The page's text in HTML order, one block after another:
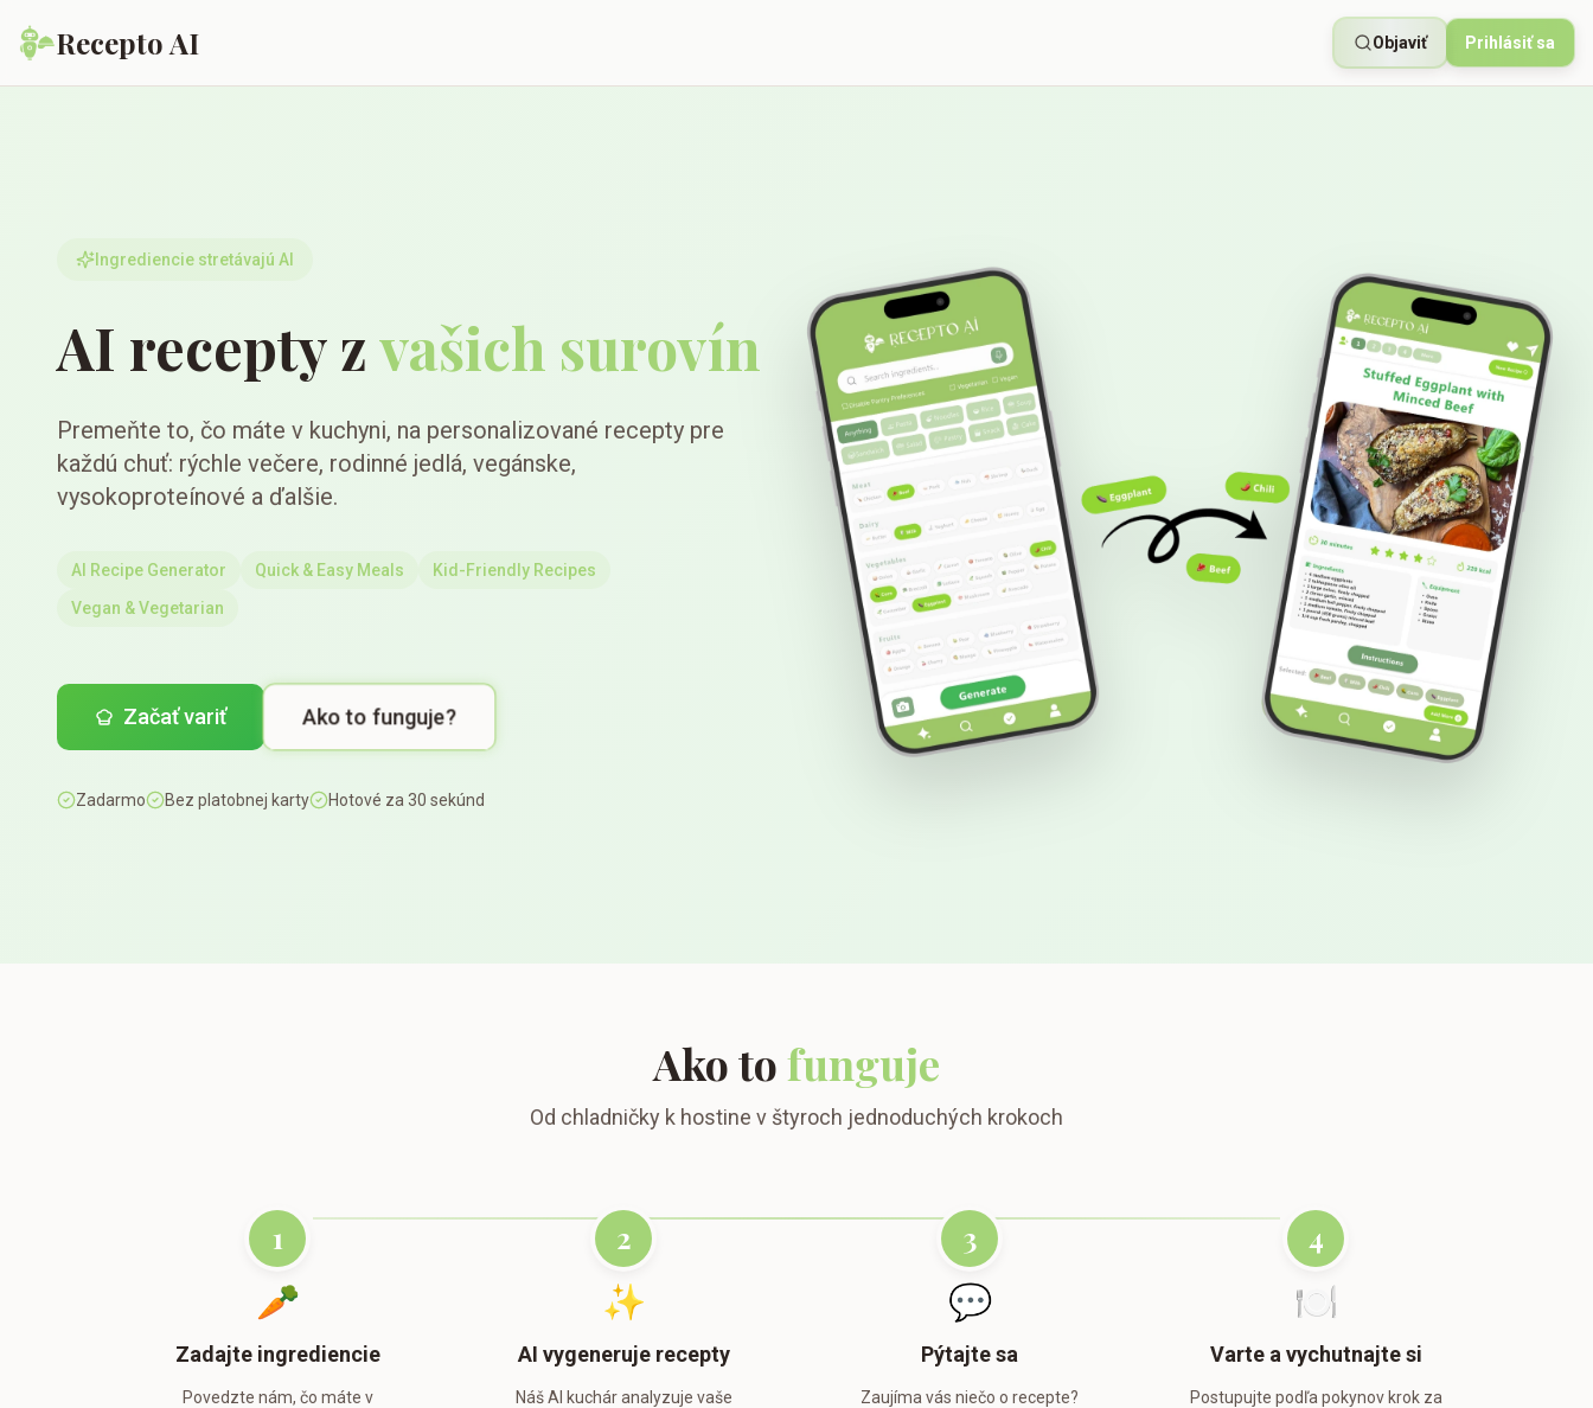
Recepto AI Objaviť Prihlásiť sa
Ingrediencie stretávajú AI
AI recepty zvašich surovín
Premeňte to, čo máte v kuchyni, na personalizované recepty pre
každú chuť: rýchle večere, rodinné jedlá, vegánske,
vysokoproteínové a ďalšie.
AI Recipe Generator Quick & Easy Meals
Kid-Friendly Recipes
Vegan & Vegetarian
Začať variť Ako to funguje?
Zadarmo Bez platobnej karty Hotové za 30 sekúnd
Ako tofunguje
Od chladničky k hostine v štyroch jednoduchých krokoch
1
🥕
Zadajte ingrediencie
Povedzte nám, čo máte v
2
✨
AI vygeneruje recepty
Náš AI kuchár analyzuje vaše
3
💬
Pýtajte sa
Zaujíma vás niečo o recepte?
4
🍽️
Varte a vychutnajte si
Postupujte podľa pokynov krok za